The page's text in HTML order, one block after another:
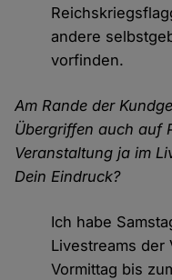
andere
vorfinden.
Am Rande der
Übergriffen auch auf
Veranstaltung ja im
Dein Eindruck?
Ich habe
Livestreams der
Vormittag bis